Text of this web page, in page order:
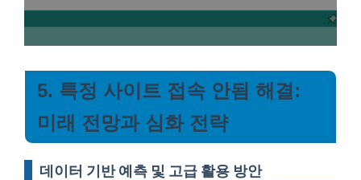
5. 특정 사이트 접속 안됨 해결:
미래 전망과 심화 전략
데이터 기반 예측 및 고급 활용 방안